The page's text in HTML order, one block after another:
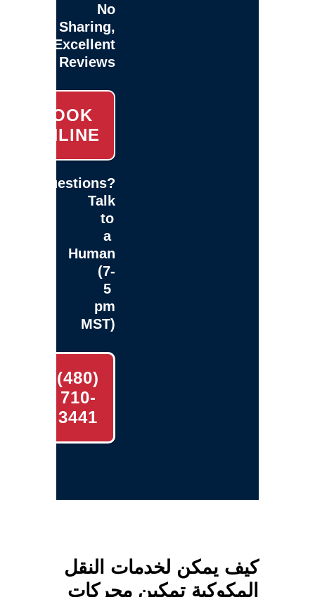
No
Sharing,
Excellent
Reviews
BOOK
ONLINE
Questions?
Talk
to
a
Human
(7-
5
pm
MST)
(480)
710-
3441
كيف يمكن لخدمات النقل
المكوكية تمكين محركات